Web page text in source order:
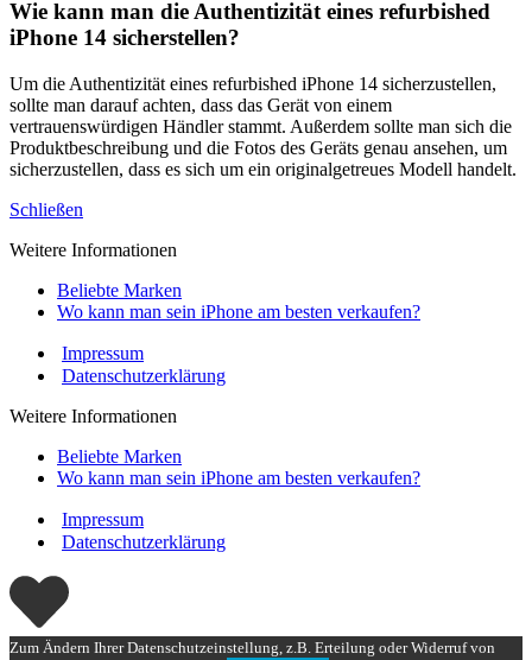
Wie kann man die Authentizität eines refurbished
iPhone 14 sicherstellen?
Um die Authentizität eines refurbished iPhone 14 sicherzustellen,
sollte man darauf achten, dass das Gerät von einem
vertrauenswürdigen Händler stammt. Außerdem sollte man sich die
Produktbeschreibung und die Fotos des Geräts genau ansehen, um
sicherzustellen, dass es sich um ein originalgetreues Modell handelt.
Schließen
Weitere Informationen
Beliebte Marken
Wo kann man sein iPhone am besten verkaufen?
Impressum
Datenschutzerklärung
Weitere Informationen
Beliebte Marken
Wo kann man sein iPhone am besten verkaufen?
Impressum
Datenschutzerklärung
Zum Ändern Ihrer Datenschutzeinstellung, z.B. Erteilung oder Widerruf von